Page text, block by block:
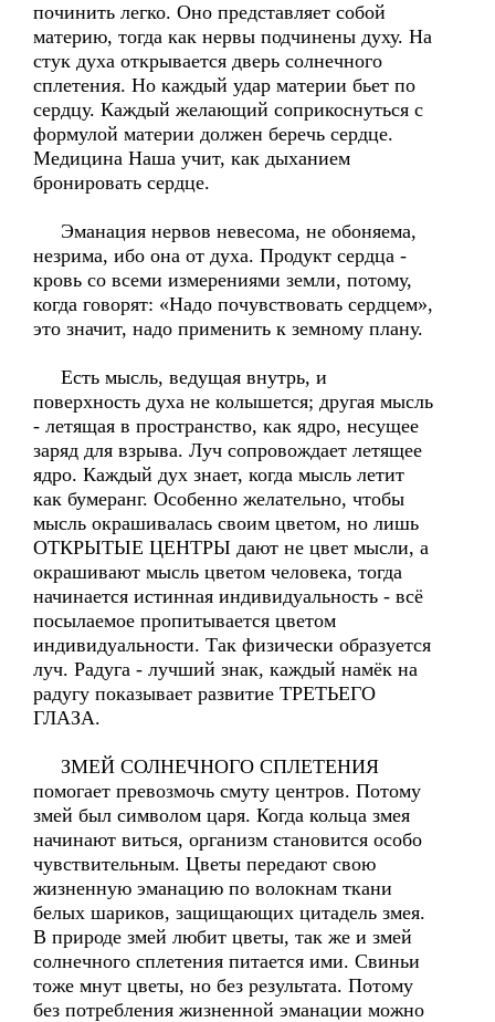
починить легко. Оно представляет собой
материю, тогда как нервы подчинены духу. На
стук духа открывается дверь солнечного
сплетения. Но каждый удар материи бьет по
сердцу. Каждый желающий соприкоснуться с
формулой материи должен беречь сердце.
Медицина Наша учит, как дыханием
бронировать сердце.
Эманация нервов невесома, не обоняема,
незрима, ибо она от духа. Продукт сердца -
кровь со всеми измерениями земли, потому,
когда говорят: «Надо почувствовать сердцем»,
это значит, надо применить к земному плану.
Есть мысль, ведущая внутрь, и
поверхность духа не колышется; другая мысль
- летящая в пространство, как ядро, несущее
заряд для взрыва. Луч сопровождает летящее
ядро. Каждый дух знает, когда мысль летит
как бумеранг. Особенно желательно, чтобы
мысль окрашивалась своим цветом, но лишь
ОТКРЫТЫЕ ЦЕНТРЫ дают не цвет мысли, а
окрашивают мысль цветом человека, тогда
начинается истинная индивидуальность - всё
посылаемое пропитывается цветом
индивидуальности. Так физически образуется
луч. Радуга - лучший знак, каждый намёк на
радугу показывает развитие ТРЕТЬЕГО
ГЛАЗА.
ЗМЕЙ СОЛНЕЧНОГО СПЛЕТЕНИЯ
помогает превозмочь смуту центров. Потому
змей был символом царя. Когда кольца змея
начинают виться, организм становится особо
чувствительным. Цветы передают свою
жизненную эманацию по волокнам ткани
белых шариков, защищающих цитадель змея.
В природе змей любит цветы, так же и змей
солнечного сплетения питается ими. Свиньи
тоже мнут цветы, но без результата. Потому
без потребления жизненной эманации можно